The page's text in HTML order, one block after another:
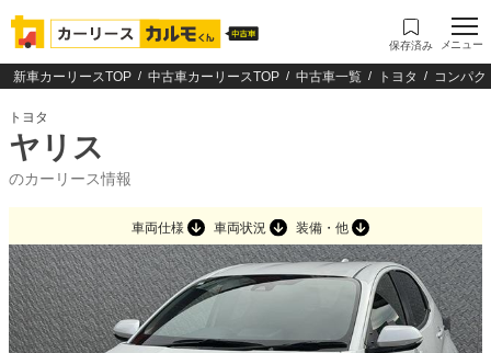
保存済み メニュー
新車カーリースTOP 中古車カーリースTOP 中古車一覧 トヨタ コンパク
トヨタ
ヤリス
のカーリース情報
車両仕様 車両状況 装備・他